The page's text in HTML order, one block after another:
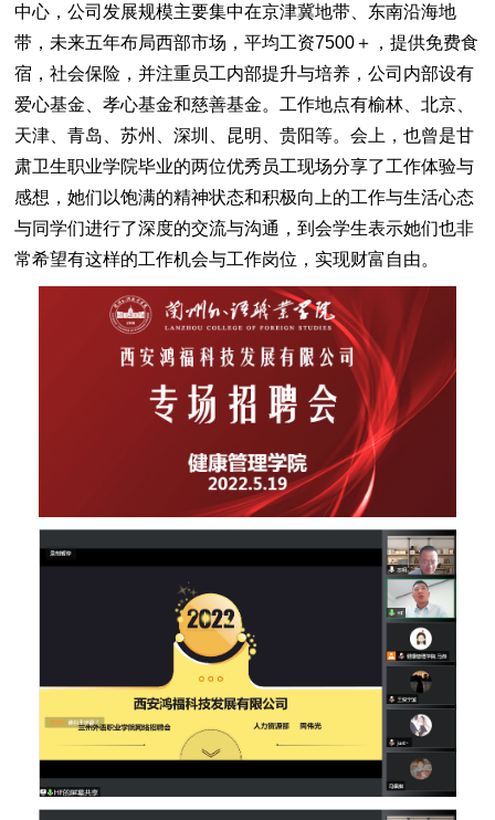
中心，公司发展规模主要集中在京津冀地带、东南沿海地
带，未来五年布局西部市场，平均工资7500＋，提供免费食
宿，社会保险，并注重员工内部提升与培养，公司内部设有
爱心基金、孝心基金和慈善基金。工作地点有榆林、北京、
天津、青岛、苏州、深圳、昆明、贵阳等。会上，也曾是甘
肃卫生职业学院毕业的两位优秀员工现场分享了工作体验与
感想，她们以饱满的精神状态和积极向上的工作与生活心态
与同学们进行了深度的交流与沟通，到会学生表示她们也非
常希望有这样的工作机会与工作岗位，实现财富自由。